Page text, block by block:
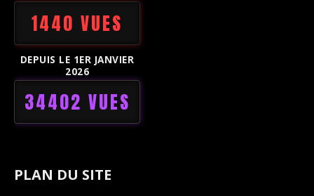
1440 VUES
DEPUIS LE 1ER JANVIER
2026
34402 VUES
PLAN DU SITE